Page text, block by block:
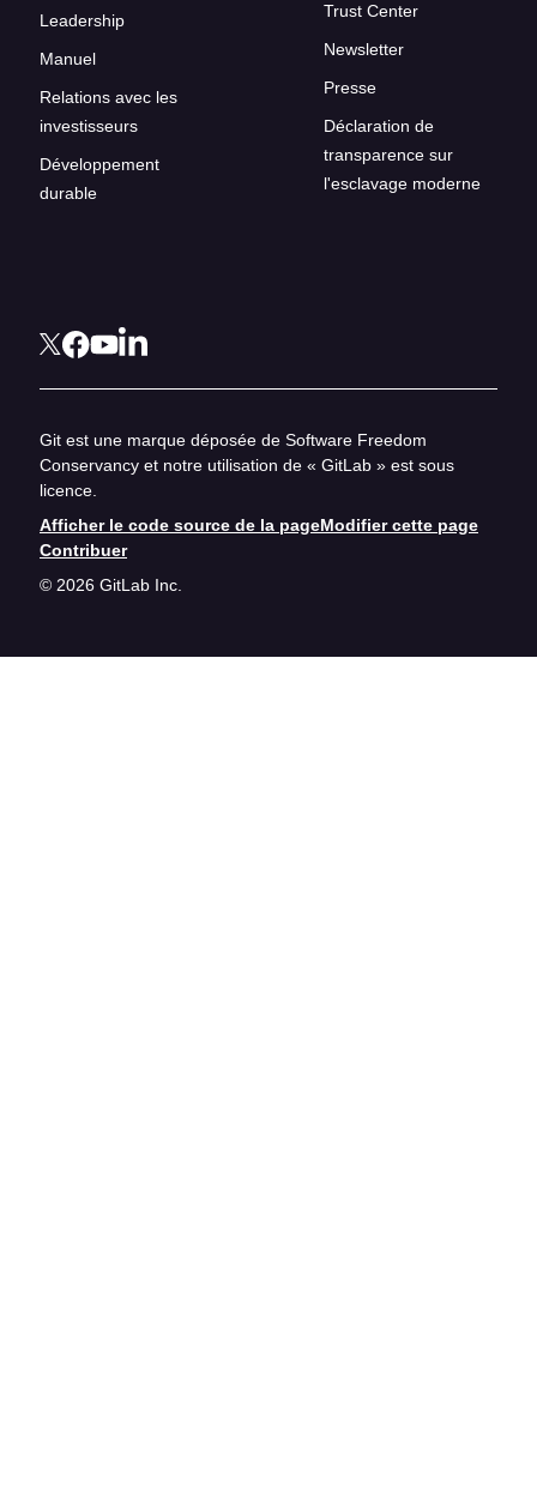
Leadership
Manuel
Relations avec les
investisseurs
Développement
durable
Trust Center
Newsletter
Presse
Déclaration de
transparence sur
l'esclavage moderne
Git est une marque déposée de Software Freedom
Conservancy et notre utilisation de « GitLab » est sous
licence.
Afficher le code source de la pageModifier cette page
Contribuer
© 2026 GitLab Inc.